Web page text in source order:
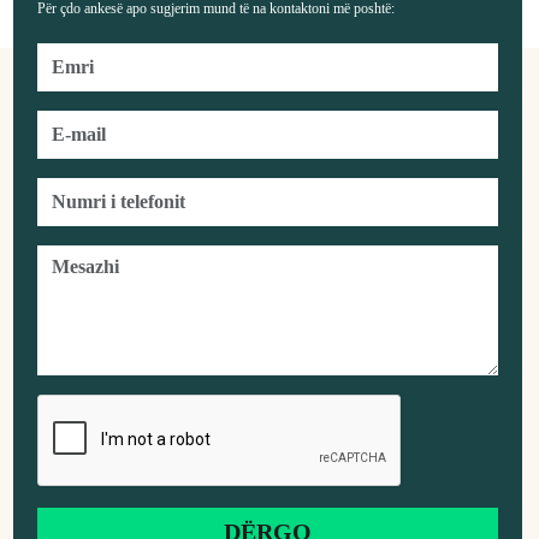
Për çdo ankesë apo sugjerim mund të na kontaktoni më poshtë: